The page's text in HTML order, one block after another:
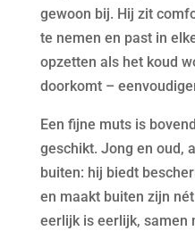
gewoon bij. Hij zit
te nemen en past in
opzetten als het koud
doorkomt –
Een fijne muts is
geschikt. Jong en oud,
buiten: hij biedt
en maakt buiten zijn
eerlijk is eerlijk, samen